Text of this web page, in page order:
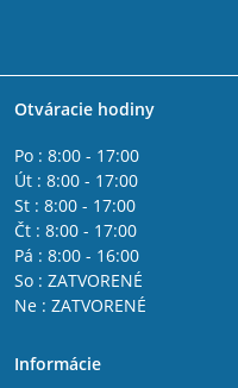
Otváracie hodiny
Po : 8:00 - 17:00
Út : 8:00 - 17:00
St : 8:00 - 17:00
Čt : 8:00 - 17:00
Pá : 8:00 - 16:00
So : ZATVORENÉ
Ne : ZATVORENÉ
Informácie